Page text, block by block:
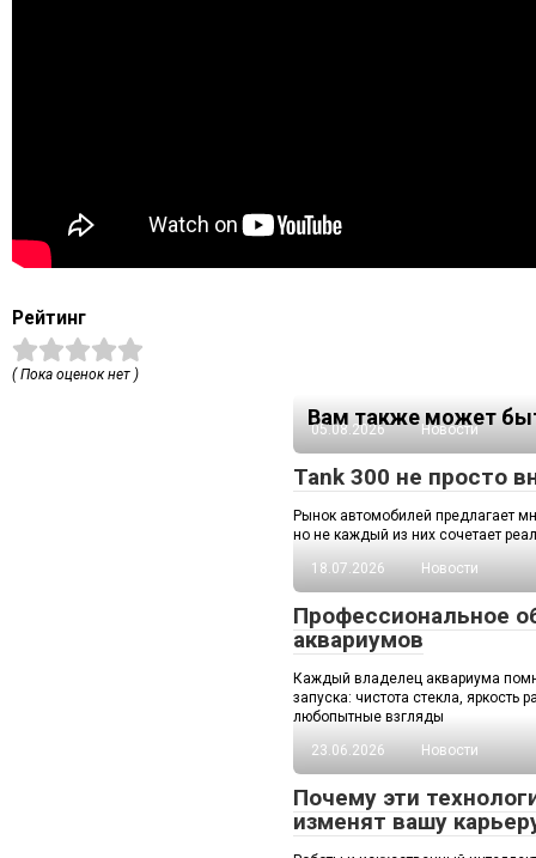
Рейтинг
( Пока оценок нет )
Вам также может
05.08.2026 Новости
Tank 300 не просто
Рынок автомобилей предлагает
но не каждый из них сочетает
18.07.2026
Новости
Профессиональное
аквариумов
Каждый владелец аквариума
запуска: чистота стекла, яркость
любопытные взгляды
23.06.2026
Новости
Почему эти
изменят вашу